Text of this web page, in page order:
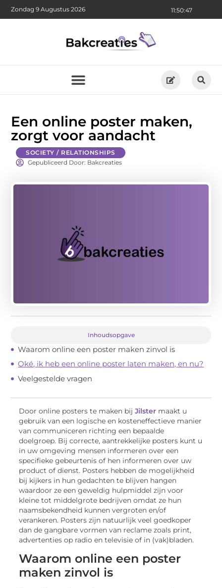
11:50:48
Zondag 9 Augustus 2026
Een online poster maken,
zorgt voor aandacht
SOCIETY / RELATIONSHIPS
Gepubliceerd Door: Bakcreaties
Inhoudsopgave
Waarom online een poster maken zinvol is
Oké, ik heb een online poster laten maken, en nu?
Veelgestelde vragen
Door online posters te maken bijJilster maakt u
gebruik van een logische en kosteneffectieve manier
van communiceren richting een bepaalde
doelgroep. Bij correcte, aantrekkelijke posters kunt u
in uw omgeving mensen informeren over een
specifieke gebeurtenis of hen informeren over uw
product of dienst. Posters hebben de mogelijkheid
bij kijkers in hun gedachten te blijven hangen
waardoor ze een geweldig hulpmiddel zijn voor
kleine tot middelgrote bedrijven omdat ze hun
naamsbekendheid kunnen vergroten en/of
verankeren. Posters zijn natuurlijk veel goedkoper
dan de gangbare vormen van reclame zoals print,
advertenties op radio en televisie of in (vak)bladen.
Waarom online een poster
maken zinvol is